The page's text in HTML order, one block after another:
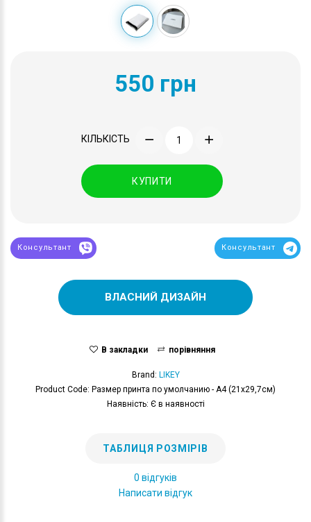
550 грн
КІЛЬКІСТЬ
КУПИТИ
Консультант Консультант
ВЛАСНИЙ ДИЗАЙН
В закладки порівняння
Brand: LIKEY
Product Code: Размер принта по умолчанию - А4 (21x29,7см)
Наявність: Є в наявності
ТАБЛИЦЯ РОЗМІРІВ
0 відгуків
Написати відгук